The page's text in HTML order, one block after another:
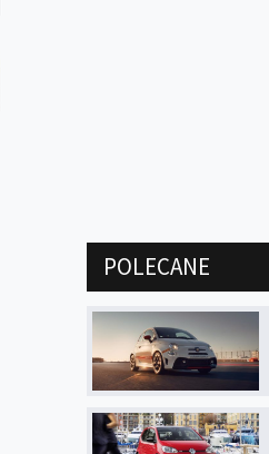
POLECANE